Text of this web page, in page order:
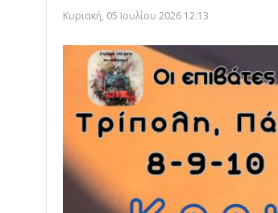
Κυριακή, 05 Ιουλίου 2026 12:13